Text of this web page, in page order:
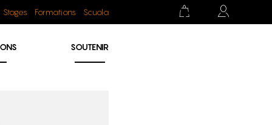
Stages Formations Scuola
SOUTENIR